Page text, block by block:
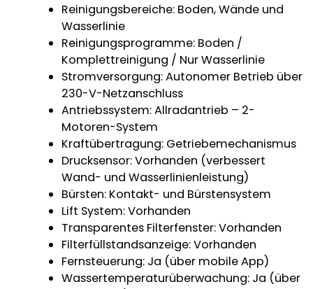
Reinigungsbereiche: Boden, Wände und
Wasserlinie
Reinigungsprogramme: Boden /
Komplettreinigung / Nur Wasserlinie
Stromversorgung: Autonomer Betrieb über
230-V-Netzanschluss
Antriebssystem: Allradantrieb – 2-
Motoren-System
Kraftübertragung: Getriebemechanismus
Drucksensor: Vorhanden (verbessert
Wand- und Wasserlinienleistung)
Bürsten: Kontakt- und Bürstensystem
Lift System: Vorhanden
Transparentes Filterfenster: Vorhanden
Filterfüllstandsanzeige: Vorhanden
Fernsteuerung: Ja (über mobile App)
Wassertemperaturüberwachung: Ja (über